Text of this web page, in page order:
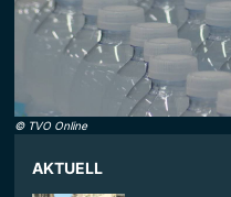
© TVO Online
AKTUELL